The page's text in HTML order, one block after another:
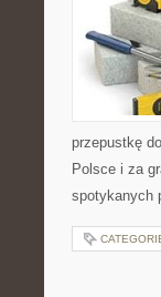
przepustkę
Polsce i za
spotykanych